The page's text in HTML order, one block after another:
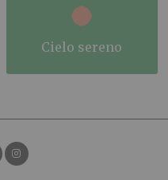
cielo sereno